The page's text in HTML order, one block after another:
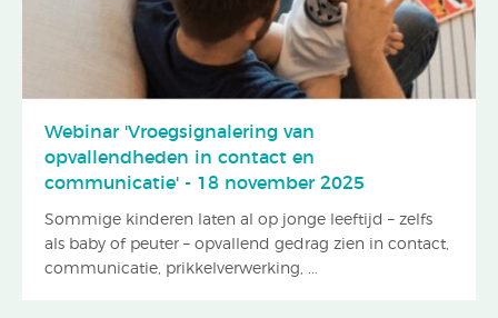
Webinar 'Vroegsignalering van
opvallendheden in contact en
communicatie' - 18 november 2025
Sommige kinderen laten al op jonge leeftijd – zelfs
als baby of peuter – opvallend gedrag zien in contact,
communicatie, prikkelverwerking, ...